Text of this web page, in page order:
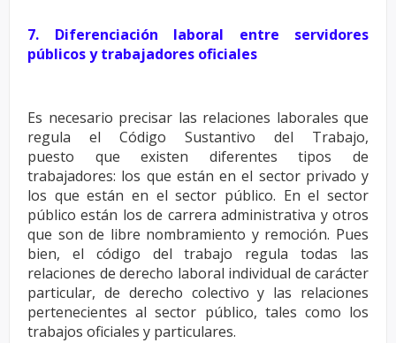
7. Diferenciación laboral entre servidores
públicos y trabajadores oficiales
Es necesario precisar las relaciones laborales que
regula el Código Sustantivo del Trabajo,
puesto que existen diferentes tipos de
trabajadores: los que están en el sector privado y
los que están en el sector público. En el sector
público están los de carrera administrativa y otros
que son de libre nombramiento y remoción. Pues
bien, el código del trabajo regula todas las
relaciones de derecho laboral individual de carácter
particular, de derecho colectivo y las relaciones
pertenecientes al sector público, tales como los
trabajos oficiales y particulares.